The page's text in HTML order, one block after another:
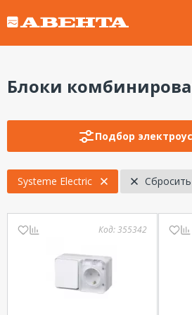
Блоки
Подбор
Systeme Electric
Код:355342